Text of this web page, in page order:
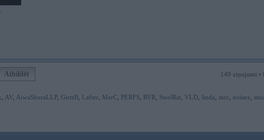
Atbildēt 149 ziņojumi •
AV AiwaShuraLLP, GirtzB Lafter MarC PERFS RVR SteelRat VLD linda mrc noisex